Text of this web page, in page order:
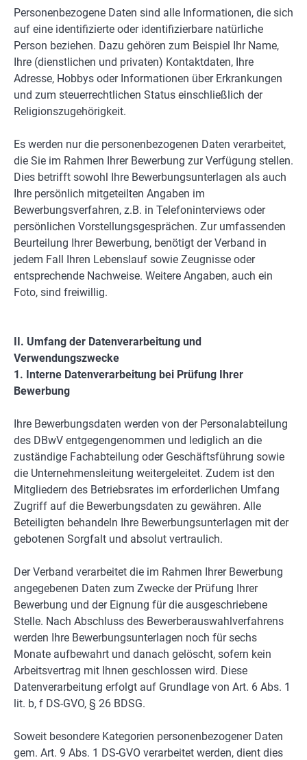
Personenbezogene Daten sind alle Informationen, die sich
auf eine identifizierte oder identifizierbare natürliche
Person beziehen. Dazu gehören zum Beispiel Ihr Name,
Ihre (dienstlichen und privaten) Kontaktdaten, Ihre
Adresse, Hobbys oder Informationen über Erkrankungen
und zum steuerrechtlichen Status einschließlich der
Religionszugehörigkeit.
Es werden nur die personenbezogenen Daten verarbeitet,
die Sie im Rahmen Ihrer Bewerbung zur Verfügung stellen.
Dies betrifft sowohl Ihre Bewerbungsunterlagen als auch
Ihre persönlich mitgeteilten Angaben im
Bewerbungsverfahren, z.B. in Telefoninterviews oder
persönlichen Vorstellungsgesprächen. Zur umfassenden
Beurteilung Ihrer Bewerbung, benötigt der Verband in
jedem Fall Ihren Lebenslauf sowie Zeugnisse oder
entsprechende Nachweise. Weitere Angaben, auch ein
Foto, sind freiwillig.
II. Umfang der Datenverarbeitung und
Verwendungszwecke
1. Interne Datenverarbeitung bei Prüfung Ihrer
Bewerbung
Ihre Bewerbungsdaten werden von der Personalabteilung
des DBwV entgegengenommen und lediglich an die
zuständige Fachabteilung oder Geschäftsführung sowie
die Unternehmensleitung weitergeleitet. Zudem ist den
Mitgliedern des Betriebsrates im erforderlichen Umfang
Zugriff auf die Bewerbungsdaten zu gewähren. Alle
Beteiligten behandeln Ihre Bewerbungsunterlagen mit der
gebotenen Sorgfalt und absolut vertraulich.
Der Verband verarbeitet die im Rahmen Ihrer Bewerbung
angegebenen Daten zum Zwecke der Prüfung Ihrer
Bewerbung und der Eignung für die ausgeschriebene
Stelle. Nach Abschluss des Bewerberauswahlverfahrens
werden Ihre Bewerbungsunterlagen noch für sechs
Monate aufbewahrt und danach gelöscht, sofern kein
Arbeitsvertrag mit Ihnen geschlossen wird. Diese
Datenverarbeitung erfolgt auf Grundlage von Art. 6 Abs. 1
lit. b, f DS-GVO, § 26 BDSG.
Soweit besondere Kategorien personenbezogener Daten
gem. Art. 9 Abs. 1 DS-GVO verarbeitet werden, dient dies